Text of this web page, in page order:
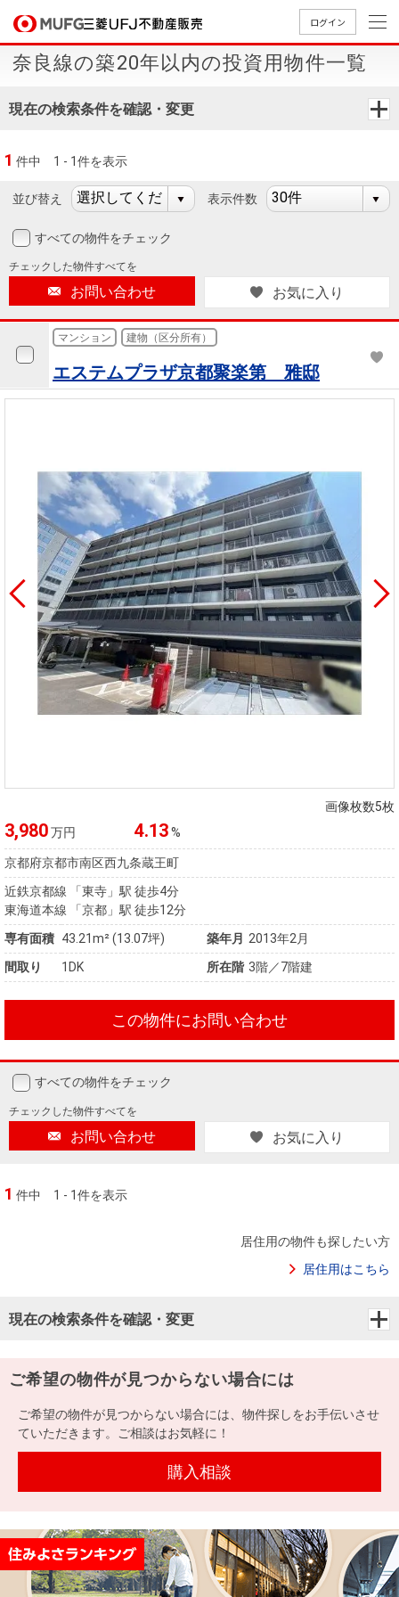
ログイン
買いたいTOP
中古
マン
ショ
ンを
探す
新
築・
一戸
建て
資
用
物
件
を
探
す
用物
件を
探す
購入向け
サービス
住宅ロー
ンシミュ
住まい1プ
ラス（お
暮らしの
税金の本
（電子ブ
ック）
ド
売りたいTOP
無
料
査
定
売
却
談
取り
金額
試算
売却向け
サービス
周辺相場
検索
住まい1プ
ラス（お
役立ちコ
ラム）
住まいと
売却ガイ
店舗案内TOP
店舗のご
案内（首
都圏）
案内（名
古屋）
店舗のご
案内（関
会社情報TOP
ごあいさ
つ
要
MUFG
Way
ョン
組織図
覧
会社案内
（電子ブ
ック版）
採用情報TOP
新卒採用
情報
採用情報
買いたい
売りたい
会社情報
採用情報
法人のお客さま
提携企業にお勤めの方
奈良線の築20年以内の投資用物件一覧
現在の検索条件を確認・変更
1 件中 1 - 1件を表示
並び替え 表示件数
すべての物件をチェック
チェックした物件すべてを
お問い合わせ お気に入り
マンション 建物（区分所有）
エステムプラザ京都聚楽第 雅邸
画像枚数5枚
3,980万円 4.13%
京都府京都市南区西九条蔵王町
近鉄京都線 「東寺」駅 徒歩4分
東海道本線 「京都」駅 徒歩12分
専有面積 43.21m² (13.07坪) 築年月 2013年2月
間取り
1DK 所在階 3階／7階建
この物件にお問い合わせ
すべての物件をチェック
チェックした物件すべてを
お問い合わせ お気に入り
1 件中 1 - 1件を表示
居住用の物件も探したい方
居住用はこちら
現在の検索条件を確認・変更
ご希望の物件が見つからない場合には
ご希望の物件が見つからない場合には、物件探しをお手伝いさせ
ていただきます。ご相談はお気軽に！
購入相談